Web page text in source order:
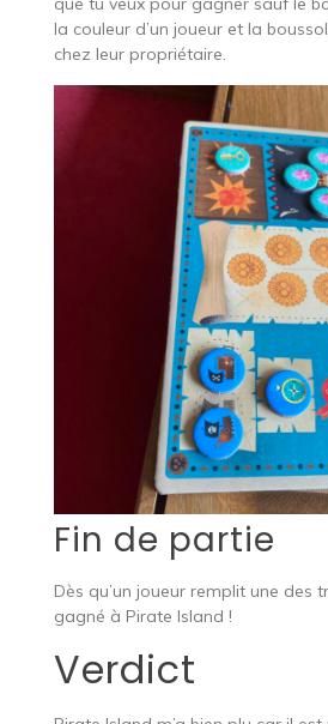
la couleur d’un joueur et la
chez leur propriétaire.
Fin de partie
Dès qu’un joueur remplit une des
gagné à Pirate Island !
Verdict